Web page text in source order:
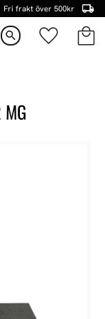
Fri frakt över 500kr
search Favoriter